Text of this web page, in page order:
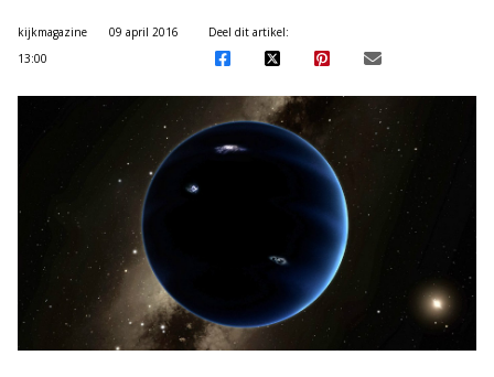
kijkmagazine
09 april 2016
13:00
Deel dit artikel: